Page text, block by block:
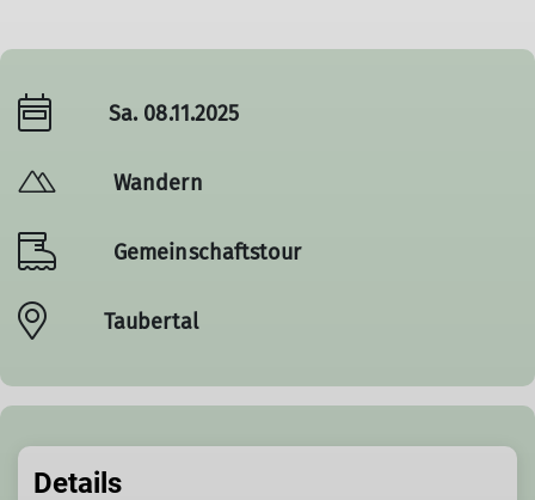
Sa. 08.11.2025
Wandern
Gemeinschaftstour
Taubertal
Details